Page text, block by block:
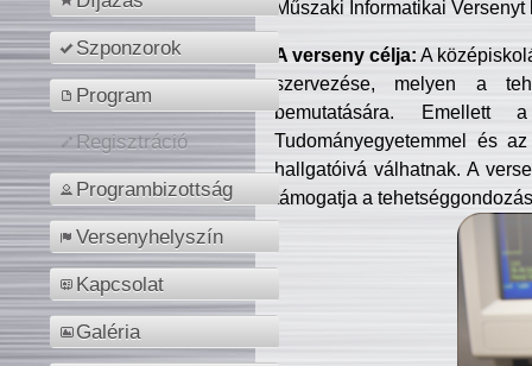
Szponzorok
Program
Regisztráció
Programbizottság
Versenyhelyszín
Kapcsolat
Galéria
Műszaki Informatikai
A verseny célja: A
szervezése, melyen a
bemutatására. Emellett
Tudományegyetemmel és
hallgatóivá válhatnak. A
támogatja a